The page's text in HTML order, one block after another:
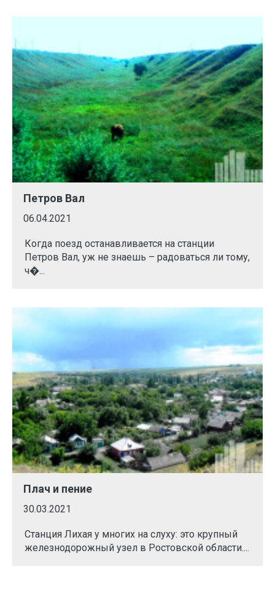
Петров Вал
06.04.2021
Когда поезд останавливается на станции
Петров Вал, уж не знаешь – радоваться ли тому,
ч�...
Плач и пение
30.03.2021
Станция Лихая у многих на слуху: это крупный
железнодорожный узел в Ростовской области....